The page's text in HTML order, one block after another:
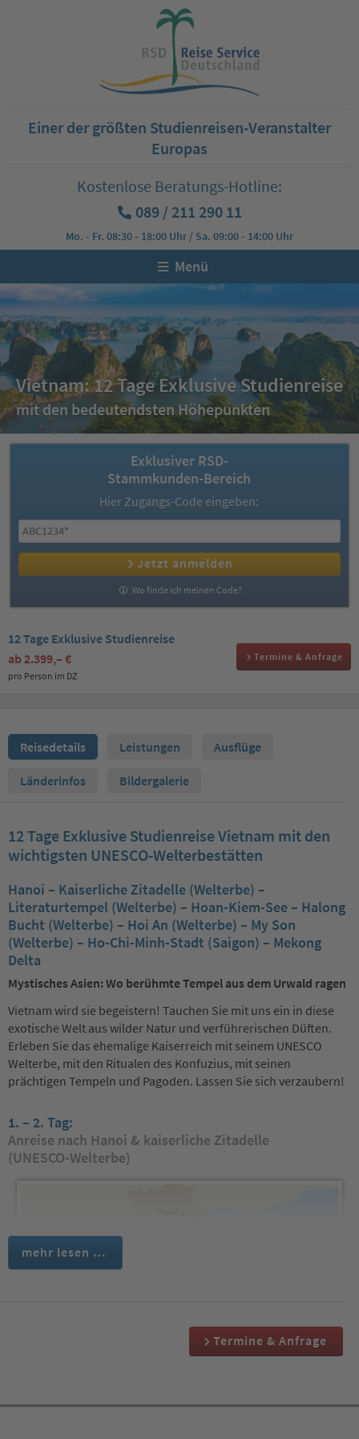
Einer der größten Studienreisen-Veranstalter
Europas
Kostenlose Beratungs-Hotline:
089 / 211 290 11
Mo. - Fr. 08:30 - 18:00 Uhr / Sa. 09:00 - 14:00 Uhr
Menü
Vietnam: 12 Tage Exklusive Studienreise
mit den bedeutendsten Höhepunkten
Exklusiver RSD-
Stammkunden-Bereich
Hier Zugangs-Code eingeben:
Jetzt anmelden
Wo finde ich meinen Code?
12 Tage Exklusive Studienreise
ab 2.399,– €
pro Person im DZ
Termine & Anfrage
Reisedetails Leistungen Ausflüge
Länderinfos Bildergalerie
12 Tage Exklusive Studienreise Vietnam mit den
wichtigsten UNESCO-Welterbestätten
Hanoi – Kaiserliche Zitadelle (Welterbe) –
Literaturtempel (Welterbe) – Hoan-Kiem-See – Halong
Bucht (Welterbe) – Hoi An (Welterbe) – My Son
(Welterbe) – Ho-Chi-Minh-Stadt (Saigon) – Mekong
Delta
Mystisches Asien: Wo berühmte Tempel aus dem Urwald ragen
Vietnam wird sie begeistern! Tauchen Sie mit uns ein in diese
exotische Welt aus wilder Natur und verführerischen Düften.
Erleben Sie das ehemalige Kaiserreich mit seinem UNESCO
Welterbe, mit den Ritualen des Konfuzius, mit seinen
prächtigen Tempeln und Pagoden. Lassen Sie sich verzaubern!
1. – 2. Tag:
Anreise nach Hanoi & kaiserliche Zitadelle
(UNESCO-Welterbe)
mehr lesen …
Termine & Anfrage